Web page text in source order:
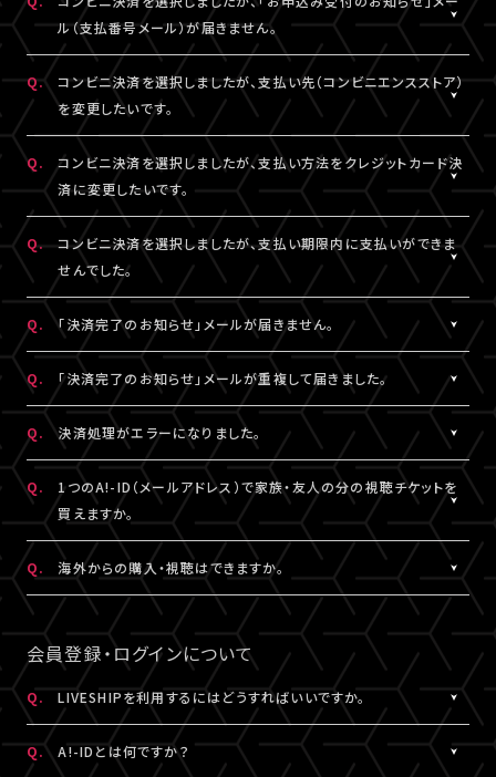
変更・キャンセルが可能です。
■コンビニ決済支払い方法（手順4以降）
□ローソン・ミニストップ
https://www.sbpayment.jp/support/how_to_pay/cvs/
□ファミリーマート
https://www.sbpayment.jp/support/how_to_pay/cvs/
□セイコーマート
https://www.sbpayment.jp/support/how_to_pay/cvs/
ル（支払番号メール）が届きません。
A.
コンビニ決済を選択された場合、「お申込み受付のお知らせ」メー
ル（支払番号メール）は、視聴チケット販売ページでご入力いただ
いたA!-ID（メールアドレス）宛に【@liveship.tokyo】ドメインから
配信しております。
“迷惑メール”として自動振り分け・受信拒否されていないかご確
認ください。
支払番号は、「マイページ」内「チケット購入情報」にも記載されて
おりますので、メールが未着の場合は上記をご確認のうえ、期限内
にお手続きください。
「マイページ」に記載がない場合や、支払期限を超過した場合は、
再度、チケット販売ページより、お手続きをお願いいたします。
Q.
コンビニ決済を選択しましたが、支払い先（コンビニエンスストア）
を変更したいです。
コンビニ決済の支払先（コンビニエンスストア）を変更する場合は、
「マイページ」内「チケット購入情報」より、支払先を変更したいチケ
ットを選択。
「支払い方法・コンビニの変更」から、「コンビニ決済をキャンセル」
を押してください。
コンビニ決済のキャンセル後、再度「マイページ」内「チケット購入
情報」にアクセスいただくと、「新たに手続きする」というボタンが
表示されます。
こちらより、改めてお手続きください。
※コンビニ決済のキャンセルには、15分ほどお時間がかかります。
※「決済取消中」のアイコンが表示されている間はお手続きができ
ません。
Q.
コンビニ決済を選択しましたが、支払い方法をクレジットカード決
済に変更したいです。
A.
コンビニ決済未入金の場合は、支払い方法をクレジットカード決済
に変更していただけます。
「マイページ」内「チケット購入情報」より、支払方法を変更したいチ
ケットを選択。
「支払い方法・コンビニの変更」から、「コンビニ決済をキャンセル」
を押してください。
コンビニ決済のキャンセル後、再度「マイページ」内「チケット購入
情報」にアクセスいただくと、「新たに手続きする」というボタンが
表示されます。
こちらより、クレジットカード決済を選択のうえ、改めてお手続きく
ださい。
※コンビニ決済のキャンセルには、15分ほどお時間がかかります。
※「決済取消中」のアイコンが表示されている間はお手続きができ
ません。
※コンビニにてご入金済みの場合は、変更できません。
Q.
コンビニ決済を選択しましたが、支払い期限内に支払いができま
せんでした。
支払い期限を過ぎてしまった場合は、再度、チケット販売ページか
らご購入手続きをお願いします。
Q. 「決済完了のお知らせ」メールが届きません。
A.
「決済完了のお知らせ」メールは、チケットご購入時にLIVESHIPに
ご登録いただいたA!-ID（メールアドレス）宛に
【@liveship.tokyo】ドメインから配信しております。
“迷惑メール”として自動振り分け・受信拒否されていないかご確
認ください。
「決済完了のお知らせ」メールが届かない場合は、「マイページ」内
「チケット購入情報」にてご確認ください。
チケットご購入済みの場合は、「決済完了のお知らせ」メールが届
いていなくても、ライブ配信・アーカイブ配信は問題なくご視聴いた
だけます。
「チケット購入情報」に、チケットが表示されていない場合は、ご購
入いただけていない状態です。
改めてチケット販売ページより購入手続きをお願いいたします。
Q. 「決済完了のお知らせ」メールが重複して届きました。
A.
「決済完了のお知らせ」メールが2通以上届いた場合、誤ってチケッ
トを重複してご購入されている可能性がございます。
詳細を記載のうえ、こちら よりご連絡ください。
Q. 決済処理がエラーになりました。
A.
▼コンビニ決済にて、よくあるエラー
「髙」・「﨑」のような環境依存文字をお名前にご使用された場合、
コンビニシステム側の仕様により、受付できないエラーが発生する
ことがあります。環境依存文字でご登録の場合は、マイページ「基
本情報」内「会員情報」より常用漢字などにご変更いただくか、クレ
ジットカード決済をご利用ください。
▼クレジットカード決済にて、よくあるエラー
クレジットカード番号やセキュリティコードなどの誤入力、有効期
限外、限度額超過などによるエラーの可能性がございます。今一度
ご確認のうえ、お手続きください。
Q.
1つのA!-ID（メールアドレス）で家族・友人の分の視聴チケットを
買えますか。
A.
1つのA!-ID（メールアドレス）からご購入いただける視聴チケット
は、ご本人様の1枚分だけになります。ご視聴される方がそれぞれ
のA!-ID（メールアドレス）にて、視聴チケットを購入していただく必
要がございます。
※A!-IDについては［Q:A!-IDとは何ですか？］をご参照ください。
Q. 海外からの購入・視聴はできますか。
A.
原則、視聴チケットのご購入は可能です。
ご視聴については、推奨環境を満たしているかをご確認ください。
推奨環境を満たしていない場合は、ご視聴いただけない可能性が
あります。
また、各国の通信環境によりご視聴いただけない場合もございま
す。
上記ご了承のうえ、ご自身の判断にてご購入ください。
会員登録・ログインについて
Q. LIVESHIPを利用するにはどうすればいいですか。
LIVESHIPを利用するには、A!-ID（メールアドレス）が必要です。
LIVESHIPにアクセスし、A!-ID（メールアドレス）にてログインのう
Q. A!-IDとは何ですか？